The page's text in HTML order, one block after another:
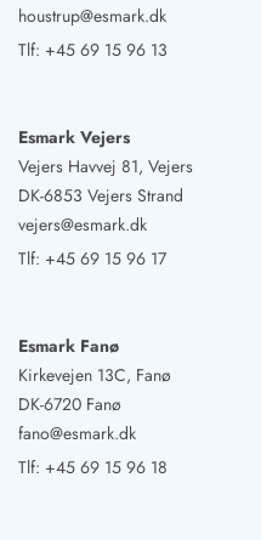
houstrup@esmark.dk
Tlf: +45 69 15 96 13
Esmark Vejers
Vejers Havvej 81, Vejers
DK-6853 Vejers Strand
vejers@esmark.dk
Tlf: +45 69 15 96 17
Esmark Fanø
Kirkevejen 13C, Fanø
DK-6720 Fanø
fano@esmark.dk
Tlf: +45 69 15 96 18